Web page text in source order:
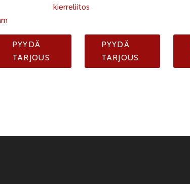
kierreliitos
PYYDÄ
TARJOUS
PYYDÄ
TARJOUS